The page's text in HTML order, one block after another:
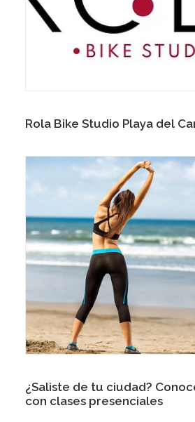
Rola Bike Studio Playa del
¿Saliste de tu ciudad?
con clases presenciales